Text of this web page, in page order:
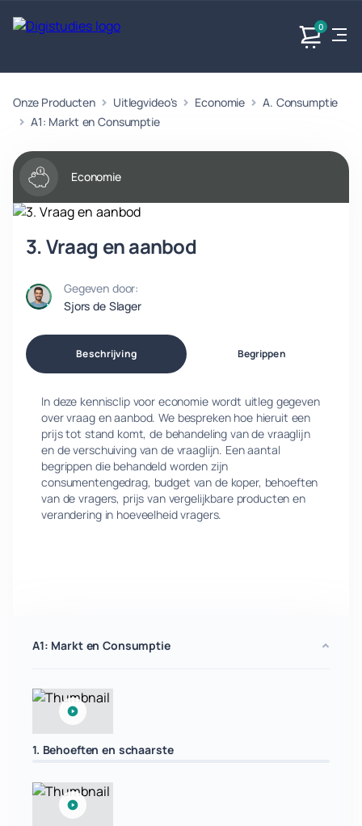
0
Exacte
vakken
Geen
vakken.
Taalvakken
vakken.
MaatschappijvakkenProducten
Onze Producten Uitlegvideo's Economie
A. Consumptie
A1: Markt en Consumptie
Economie
3. Vraag en aanbod
Gegeven door:
Sjors de Slager
Beschrijving Begrippen
In deze kennisclip voor economie wordt uitleg gegeven
over vraag en aanbod. We bespreken hoe hieruit een
prijs tot stand komt, de behandeling van de vraaglijn
en de verschuiving van de vraaglijn. Een aantal
begrippen die behandeld worden zijn
consumentengedrag, budget van de koper, behoeften
van de vragers, prijs van vergelijkbare producten en
verandering in hoeveelheid vragers.
A1: Markt en Consumptie
1. Behoeften en schaarste